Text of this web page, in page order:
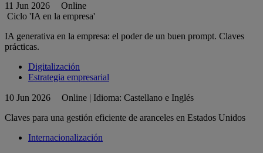
11 Jun 2026
Online
Ciclo 'IA en la empresa'
IA generativa en la empresa: el poder de un buen prompt. Claves
prácticas.
Digitalización
Estrategia empresarial
10 Jun 2026
Online | Idioma: Castellano e Inglés
Claves para una gestión eficiente de aranceles en Estados Unidos
Internacionalización